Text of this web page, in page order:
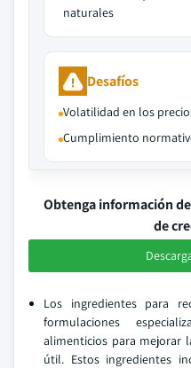
naturales
Desafíos
Volatilidad en los
Cumplimiento
Obtenga información
de
Los ingredientes para
formulaciones
alimenticios para mejorar
útil. Estos ingredientes